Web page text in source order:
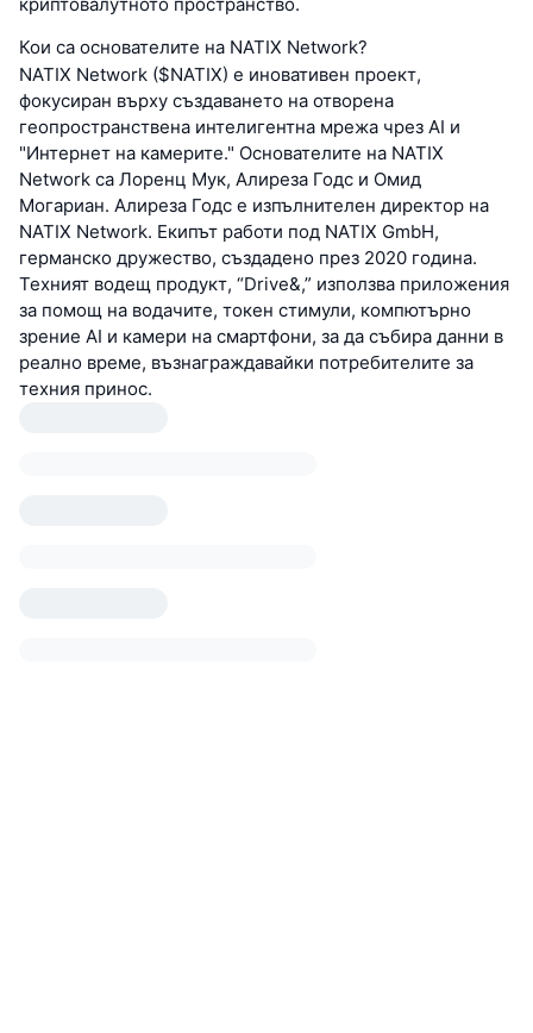
криптовалутното пространство.
Кои са основателите на NATIX Network?
NATIX Network ($NATIX) е иновативен проект,
фокусиран върху създаването на отворена
геопространствена интелигентна мрежа чрез AI и
"Интернет на камерите." Основателите на NATIX
Network са Лоренц Мук, Алиреза Годс и Омид
Могариан. Алиреза Годс е изпълнителен директор на
NATIX Network. Екипът работи под NATIX GmbH,
германско дружество, създадено през 2020 година.
Техният водещ продукт, “Drive&,” използва приложения
за помощ на водачите, токен стимули, компютърно
зрение AI и камери на смартфони, за да събира данни в
реално време, възнаграждавайки потребителите за
техния принос.